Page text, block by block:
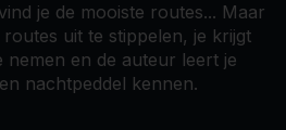
je de mooiste routes... Maar
uit te stippelen, je krijgt
nemen en de auteur leert je
nachtpeddel kennen.